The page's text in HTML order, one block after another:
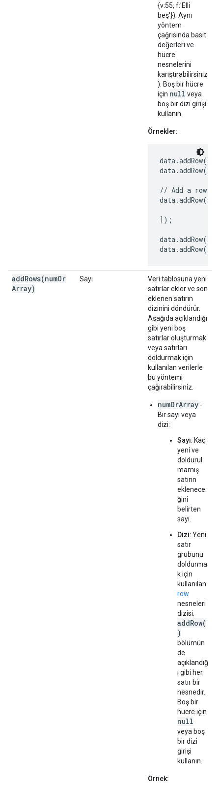
{v:55, f:'Elli
beş'}). Aynı
yöntem
çağrısında basit
değerleri ve
hücre
nesnelerini
karıştırabilirsiniz
). Boş bir hücre
için null veya
boş bir dizi girişi
kullanın.
Örnekler:
// Add a row
]);
addRows(numOr
Array)
Sayı
Veri tablosuna yeni
satırlar ekler ve son
eklenen satırın
dizinini döndürür.
Aşağıda açıklandığı
gibi yeni boş
satırlar oluşturmak
veya satırları
doldurmak için
kullanılan verilerle
bu yöntemi
çağırabilirsiniz.
numOrArray -
Bir sayı veya
dizi:
Sayı: Kaç
yeni ve
doldurul
mamış
satırın
eklenece
ğini
belirten
sayı.
Dizi: Yeni
satır
grubunu
doldurma
k için
kullanılan
row
nesneleri
dizisi.
addRow(
)
bölümün
de
açıklandığ
ı gibi her
satır bir
nesnedir.
Boş bir
hücre için
null
veya boş
bir dizi
girişi
kullanın.
Örnek: